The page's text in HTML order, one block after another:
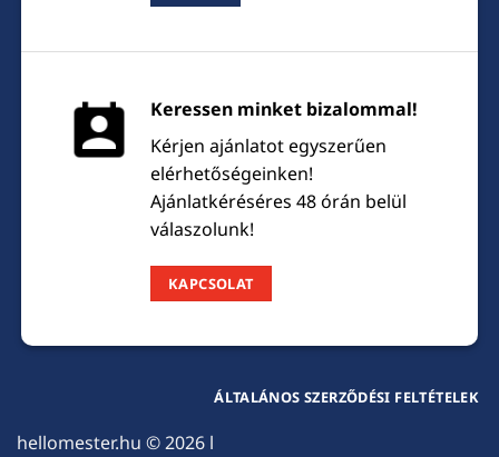
Keressen minket bizalommal!
Kérjen ajánlatot egyszerűen
elérhetőségeinken!
Ajánlatkéréséres 48 órán belül
válaszolunk!
KAPCSOLAT
hellomester.hu © 2026 l
ÁLTALÁNOS SZERZŐDÉSI FELTÉTELEK